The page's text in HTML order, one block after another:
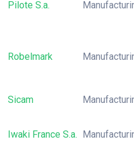
Pilote S.a.
Robelmark
Sicam
Iwaki France S.a.